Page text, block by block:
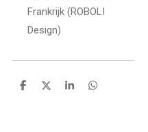
Frankrijk (ROBOLI
Design)
D
D
S
D